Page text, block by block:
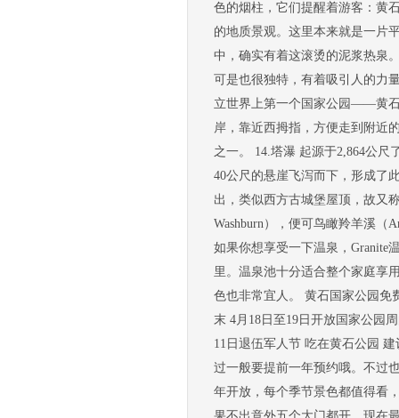
色的烟柱，它们提醒着游客：黄
的地质景观。这里本来就是一片
中，确实有着这滚烫的泥浆热泉
可是也很独特，有着吸引人的力
立世界上第一个国家公园——黄
岸，靠近西拇指，方便走到附近
之一。 14.塔瀑 起源于2,864公尺
40公尺的悬崖飞泻而下，形成了
出，类似西方古城堡屋顶，故又
Washburn），便可鸟瞰羚羊溪（
如果你想享受一下温泉，Granite
里。温泉池十分适合整个家庭享
色也非常宜人。 黄石国家公园免
末 4月18日至19日开放国家公园
11日退伍军人节 吃在黄石公园
过一般要提前一年预约哦。不过
年开放，每个季节景色都值得看